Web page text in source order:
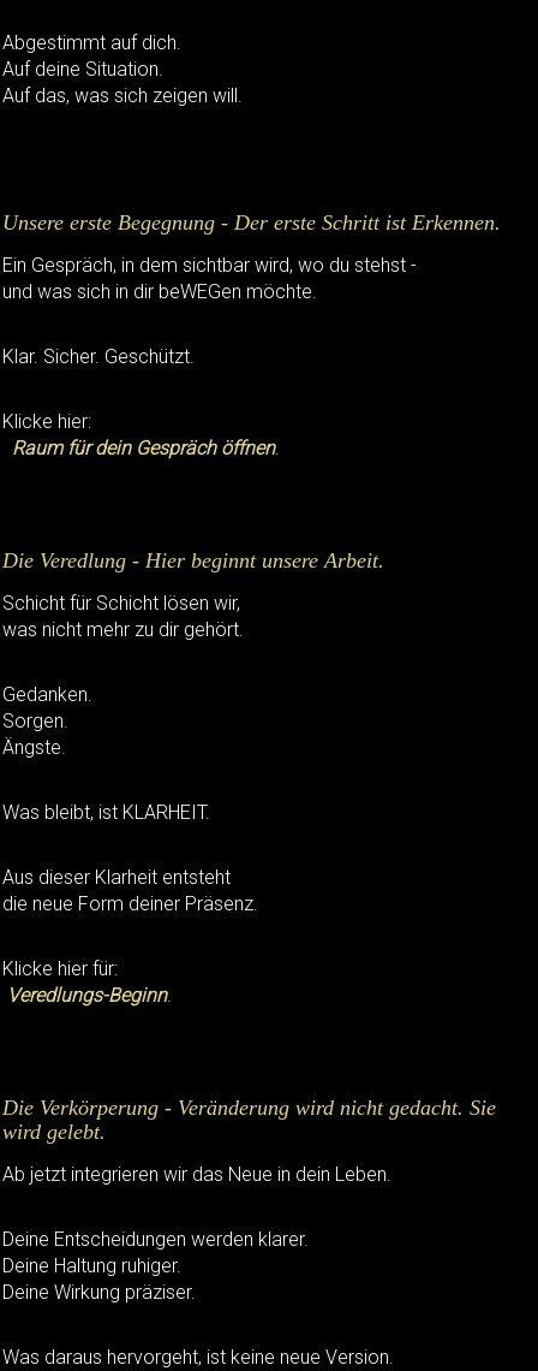
Abgestimmt auf dich.
Auf deine Situation.
Auf das, was sich zeigen will.
Unsere erste Begegnung - Der erste Schritt ist Erkennen.
Ein Gespräch, in dem sichtbar wird, wo du stehst -
und was sich in dir beWEGen möchte.
Klar. Sicher. Geschützt.
Klicke hier:
Raum für dein Gespräch öffnen.
Die Veredlung - Hier beginnt unsere Arbeit.
Schicht für Schicht lösen wir,
was nicht mehr zu dir gehört.
Gedanken.
Sorgen.
Ängste.
Was bleibt, ist KLARHEIT.
Aus dieser Klarheit entsteht
die neue Form deiner Präsenz.
Klicke hier für:
Veredlungs-Beginn.
Die Verkörperung - Veränderung wird nicht gedacht. Sie
wird gelebt.
Ab jetzt integrieren wir das Neue in dein Leben.
Deine Entscheidungen werden klarer.
Deine Haltung ruhiger.
Deine Wirkung präziser.
Was daraus hervorgeht, ist keine neue Version.